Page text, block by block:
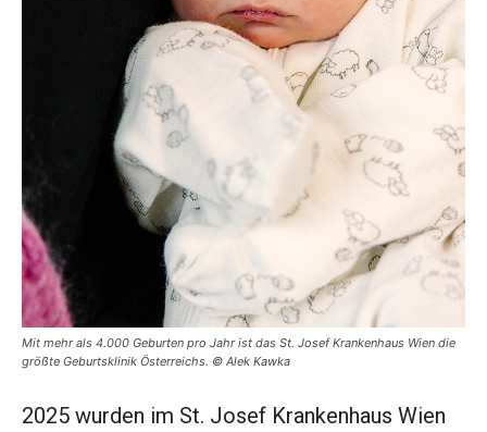
Mit mehr als 4.000 Geburten pro Jahr ist das St. Josef Krankenhaus Wien die
größte Geburtsklinik Österreichs. © Alek Kawka
2025 wurden im St. Josef Krankenhaus Wien